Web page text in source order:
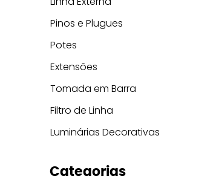
Pinos e Plugues
Potes
Extensões
Tomada em Barra
Filtro de Linha
Luminárias Decorativas
Categorias